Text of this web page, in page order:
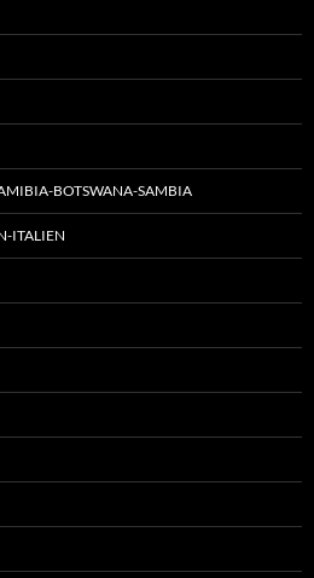
BOTSWANA-SAMBIA
ITALIEN